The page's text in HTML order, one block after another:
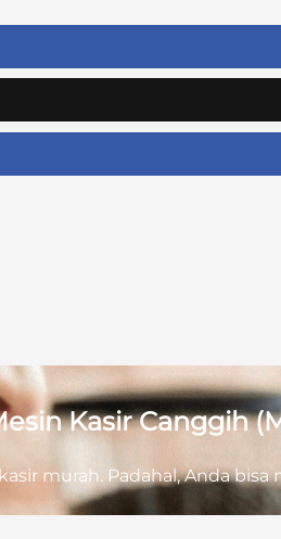
Kasir Canggih
murah. Padahal, Anda